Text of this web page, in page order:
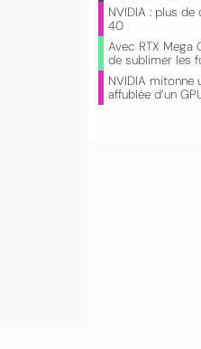
NVIDIA : plus de
40
Avec RTX Mega
de sublimer les
NVIDIA mitonne
affublée d’un